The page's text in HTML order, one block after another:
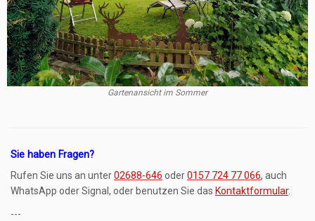
Gartenansicht im Sommer
Sie haben Fragen?
Rufen Sie uns an unter02688-646 oder0157 724 77 066, auch
WhatsApp oder Signal, oder benutzen Sie das Kontaktformular.
---